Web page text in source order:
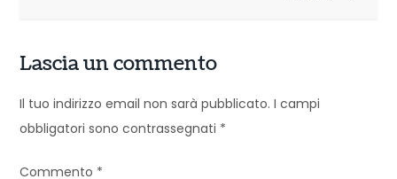
g
a
z
i
Lascia un commento
Il tuo indirizzo email non sarà pubblicato. I campi
obbligatori sono contrassegnati *
Commento *